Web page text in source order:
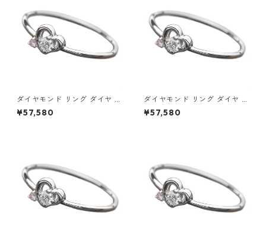
ダイヤモンド リング ダイヤ ア
イスブルーダイヤ 合計0.06ct
9.5号 プラチナ Pt950 ハート
¥57,580
ダイヤモンド リング ダイヤ ア
イスブルーダイヤ 合計0.06ct
10号 プラチナ Pt950 ハート
¥57,580